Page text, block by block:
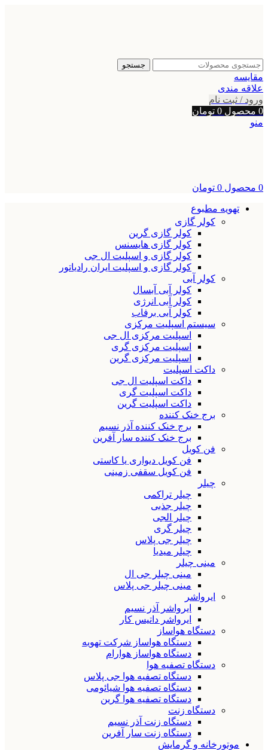
جستجو
مقایسه
علاقه مندی
ورود / ثبت نام
0 محصول 0 تومان
منو
0 محصول 0 تومان
تهویه مطبوع
کولر گازی
کولر گازی گرین
کولر گازی هایسنس
کولر گازی و اسپلیت ال جی
کولر گازی و اسپلیت ایران رادیاتور
کولر آبی
کولر آبی آبسال
کولر آبی انرژی
کولر آبی برفاب
سیستم اسپلیت مرکزی
اسپلیت مرکزی ال جی
اسپلیت مرکزی گری
اسپلیت مرکزی گرین
داکت اسپلیت
داکت اسپلیت ال جی
داکت اسپلیت گری
داکت اسپلیت گرین
برج خنک کننده
برج خنک کننده آذر نسیم
برج خنک کننده سار آفرین
فن کویل
فن کویل دیواری یا کاستی
فن کویل سقفی زمینی
چیلر
چیلر تراکمی
چیلر جذبی
چیلر الجی
چیلر گری
چیلر جی پلاس
چیلر میدیا
مینی چیلر
مینی چیلر جی ال
مینی چیلر جی پلاس
ایرواشر
ایرواشر آذر نسیم
ایرواشر داتیس کار
دستگاه هواساز
دستگاه هواساز شرکت تهویه
دستگاه هواساز هوارام
دستگاه تصفیه هوا
دستگاه تصفیه هوا جی پلاس
دستگاه تصفیه هوا شیائومی
دستگاه تصفیه هوا گرین
دستگاه زنت
دستگاه زنت آذر نسیم
دستگاه زنت سار آفرین
موتورخانه و گرمایش